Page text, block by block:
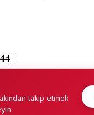
takip etmek